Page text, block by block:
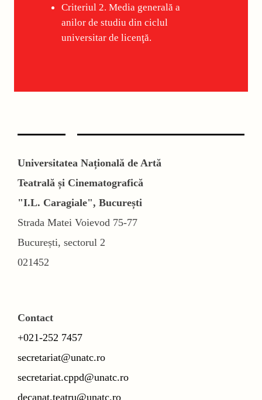
Criteriul 2. Media generală a
anilor de studiu din ciclul
universitar de licenţă.
Universitatea Națională de Artă
Teatrală și Cinematografică
"I.L. Caragiale", București
Strada Matei Voievod 75-77
București, sectorul 2
021452
Contact
+021-252 7457
secretariat@unatc.ro
secretariat.cppd@unatc.ro
decanat.teatru@unatc.ro